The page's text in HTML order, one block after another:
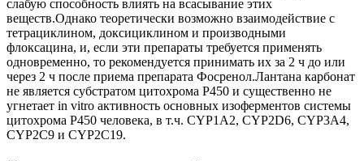
слабую способность влиять на всасывание этих
веществ.Однако теоретически возможно взаимодействие с
тетрациклином, доксициклином и производными
флоксацина, и, если эти препараты требуется применять
одновременно, то рекомендуется принимать их за 2 ч до или
через 2 ч после приема препарата Фосренол.Лантана карбонат
не является субстратом цитохрома Р450 и существенно не
угнетает in vitro активность основных изоферментов системы
цитохрома Р450 человека, в т.ч. CYP1A2, CYP2D6, CYP3A4,
CYP2C9 и CYP2C19.